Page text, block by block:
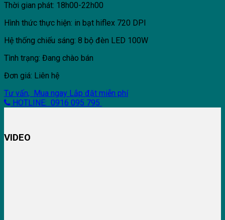
Thời gian phát: 18h00-22h00
Hình thức thực hiện: in bạt hiflex 720 DPI
Hệ thống chiếu sáng: 8 bộ đèn LED 100W
Tình trạng: Đang chào bán
Đơn giá: Liên hệ
Tư vấn, Mua ngay Lắp đặt miễn phí
HOTLINE: 0916 095 795
VIDEO